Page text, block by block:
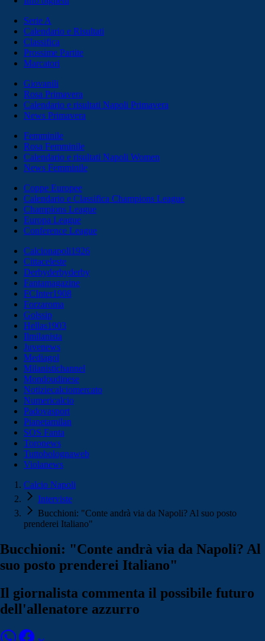
Serie A
Calendario e Risultati
Classifica
Prossime Partite
Marcatori
Giovanili
Rosa Primavera
Calendario e risultati Napoli Primavera
News Primavera
Femminile
Rosa Femminile
Calendario e risultati Napoli Women
News Femminile
Coppe Europee
Calendario e Classifica Champions League
Champions League
Europa League
Conference League
Calcionapoli1926
Cittaceleste
Derbyderbyderby
Fantamagazine
FCInter1908
Forzaroma
Golssip
Hellas1903
Ilmilanista
Juvenews
Mediagol
Milanistichannel
Mondoudinese
Notiziecalciomercato
Numericalcio
Padovasport
Pianetamilan
SOS Fanta
Toronews
Tuttobolognaweb
Violanews
Calcio Napoli
Interviste
Bucchioni: "Conte andrà via da Napoli? Al suo posto
prenderei Italiano"
Bucchioni: "Conte andrà via da Napoli? Al
suo posto prenderei Italiano"
Il giornalista commenta il possibile futuro
dell'allenatore azzurro